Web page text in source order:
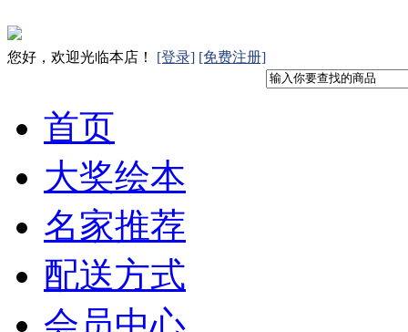
您好，欢迎光临本店！ [登录] [免费注册]
首页
大奖绘本
名家推荐
配送方式
会员中心